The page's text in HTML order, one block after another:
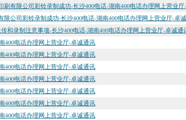
刷有限公司彩铃录制成功-长沙400电话-湖南400电话办理网上营业
限公司彩铃录制成功-长沙400电话-湖南400电话办理网上营业厅-卓
和录制注意事项-长沙400电话-湖南400电话办理网上营业厅-卓诚通
400电话办理网上营业厅-卓诚通讯
400电话办理网上营业厅-卓诚通讯
400电话办理网上营业厅-卓诚通讯
400电话办理网上营业厅-卓诚通讯
400电话办理网上营业厅-卓诚通讯
400电话办理网上营业厅-卓诚通讯
400电话办理网上营业厅-卓诚通讯